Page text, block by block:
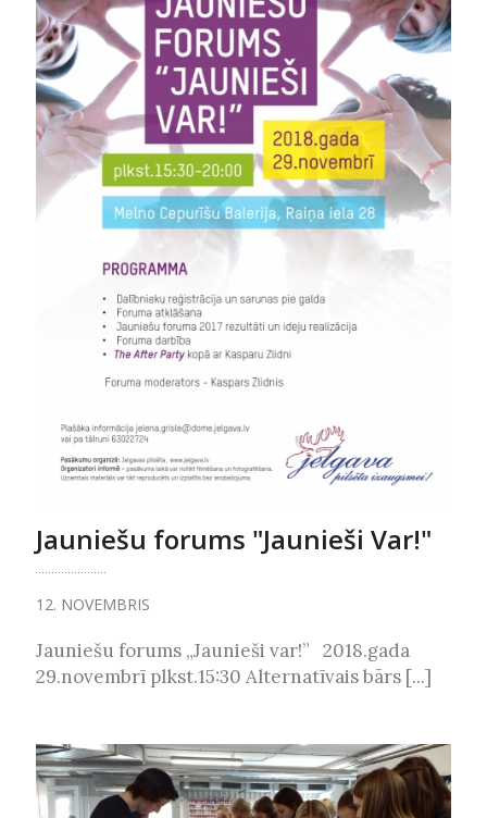
Jauniešu forums "Jaunieši Var!"
12. NOVEMBRIS
Jauniešu forums „Jaunieši var!” 2018.gada
29.novembrī plkst.15:30 Alternatīvais bārs [...]